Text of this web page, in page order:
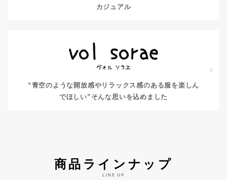
カジュアル
“青空のような開放感やリラックス感のある服を楽しん
でほしい” そんな思いを込めました
商品ラインナップ
LINE UP